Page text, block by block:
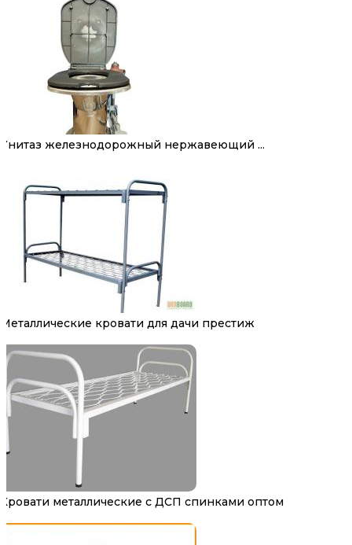
Унитаз железнодорожный нержавеющий ...
Металлические кровати для дачи престиж
Кровати металлические с ДСП спинками оптом